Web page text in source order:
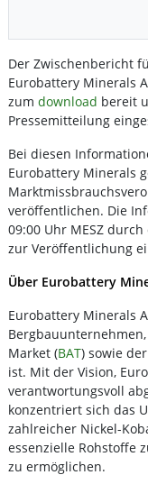
Der Zwischenbericht
Eurobattery Minerals
zum download bereit
Pressemitteilung
Bei diesen
Eurobattery Minerals
veröffentlichen. Die
09:00 Uhr MESZ
zur Veröffentlichung
Über Eurobattery
Eurobattery Minerals
Market (BAT) sowie
ist. Mit der Vision,
verantwortungsvoll
konzentriert sich das
zahlreicher Nickel-
essenzielle Rohstoffe
zu ermöglichen.